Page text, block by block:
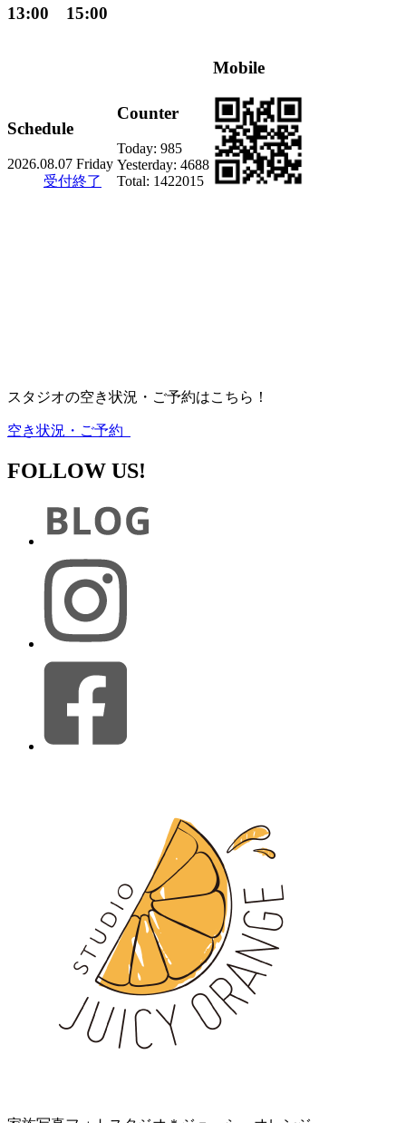
13:00 15:00
Schedule
2026.08.07 Friday
受付終了
Counter
Today: 985
Yesterday: 4688
Total: 1422015
Mobile
スタジオの空き状況・ご予約はこちら！
空き状況・ご予約
FOLLOW US!